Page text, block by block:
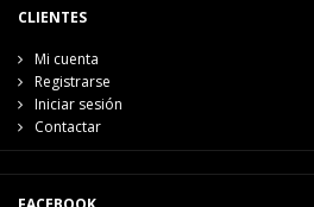
CLIENTES
Mi cuenta
Registrarse
Iniciar sesión
Contactar